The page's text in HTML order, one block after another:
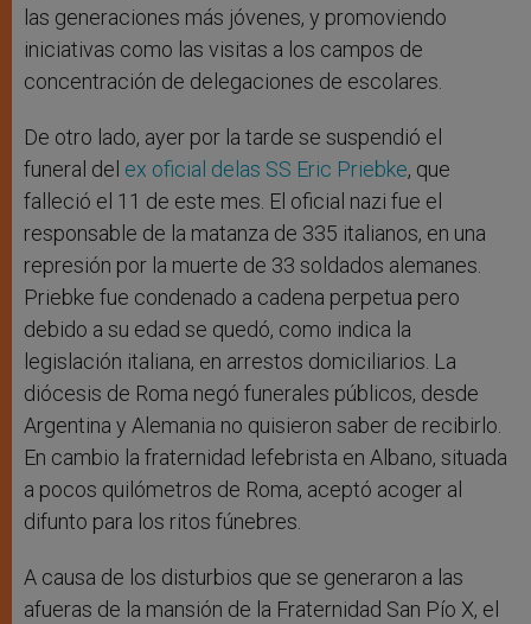
las generaciones más jóvenes, y promoviendo
iniciativas como las visitas a los campos de
concentración de delegaciones de escolares.
De otro lado, ayer por la tarde se suspendió el
funeral del ex oficial delas SS Eric Priebke, que
falleció el 11 de este mes. El oficial nazi fue el
responsable de la matanza de 335 italianos, en una
represión por la muerte de 33 soldados alemanes.
Priebke fue condenado a cadena perpetua pero
debido a su edad se quedó, como indica la
legislación italiana, en arrestos domiciliarios. La
diócesis de Roma negó funerales públicos, desde
Argentina y Alemania no quisieron saber de recibirlo.
En cambio la fraternidad lefebrista en Albano, situada
a pocos quilómetros de Roma, aceptó acoger al
difunto para los ritos fúnebres.
A causa de los disturbios que se generaron a las
afueras de la mansión de la Fraternidad San Pío X, el